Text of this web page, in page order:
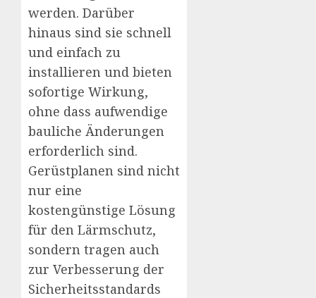
werden. Darüber
hinaus sind sie schnell
und einfach zu
installieren und bieten
sofortige Wirkung,
ohne dass aufwendige
bauliche Änderungen
erforderlich sind.
Gerüstplanen sind nicht
nur eine
kostengünstige Lösung
für den Lärmschutz,
sondern tragen auch
zur Verbesserung der
Sicherheitsstandards